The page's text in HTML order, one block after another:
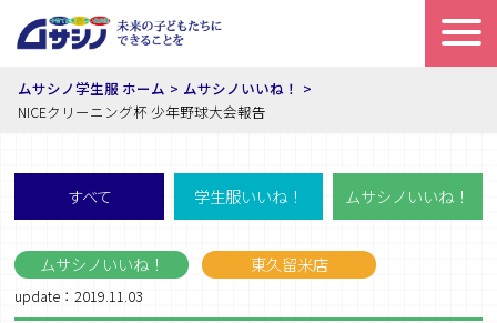
ムサシノ学生服 ホーム
ムサシノいいね！
NICEクリーニング杯 少年野球大会報告
すべて 学生服いいね！ ムサシノいいね！
ムサシノいいね！ 東久留米店
update：2019.11.03